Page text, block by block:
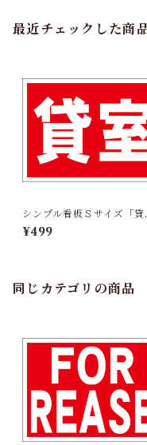
最近チェックした商
シンプル看板Ｓサイズ「貸
室」【不動産】屋外可
¥499
同じカテゴリの商品